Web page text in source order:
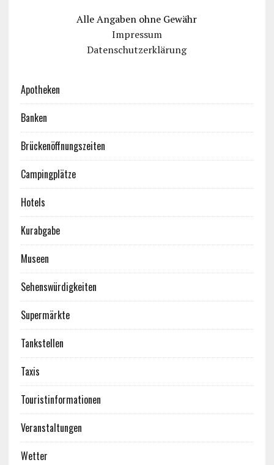
Alle Angaben ohne Gewähr
Impressum
Datenschutzerklärung
Apotheken
Banken
Brückenöffnungszeiten
Campingplätze
Hotels
Kurabgabe
Museen
Sehenswürdigkeiten
Supermärkte
Tankstellen
Taxis
Touristinformationen
Veranstaltungen
Wetter